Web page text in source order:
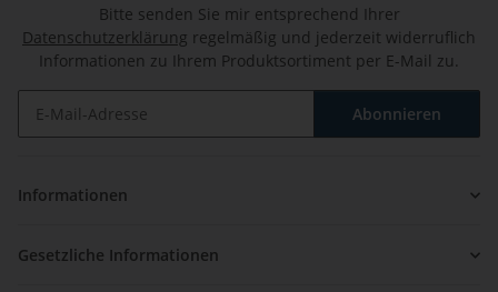
Bitte senden Sie mir entsprechend Ihrer
Datenschutzerklärung regelmäßig und jederzeit widerruflich
Informationen zu Ihrem Produktsortiment per E-Mail zu.
Abonnieren
Informationen
Gesetzliche Informationen